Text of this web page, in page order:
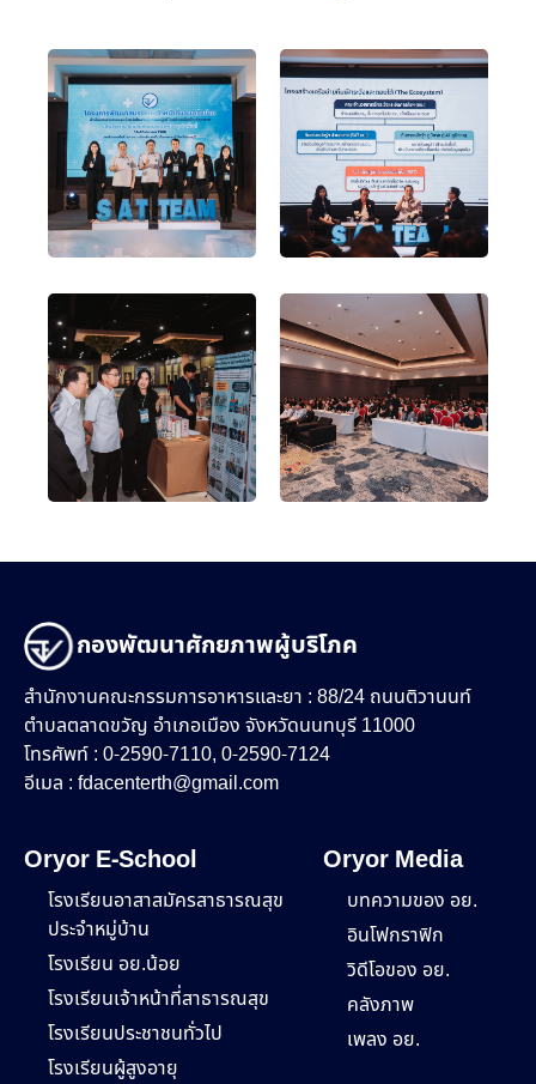
กองพัฒนาศักยภาพผู้บริโภค
สำนักงานคณะกรรมการอาหารและยา : 88/24 ถนนติวานนท์
ตำบลตลาดขวัญ อำเภอเมือง จังหวัดนนทบุรี 11000
โทรศัพท์ : 0-2590-7110, 0-2590-7124
อีเมล : fdacenterth@gmail.com
Oryor E-School
โรงเรียนอาสาสมัครสาธารณสุข
ประจำหมู่บ้าน
โรงเรียน อย.น้อย
โรงเรียนเจ้าหน้าที่สาธารณสุข
โรงเรียนประชาชนทั่วไป
โรงเรียนผู้สูงอายุ
Oryor Media
บทความของ อย.
อินโฟกราฟิก
วิดีโอของ อย.
คลังภาพ
เพลง อย.